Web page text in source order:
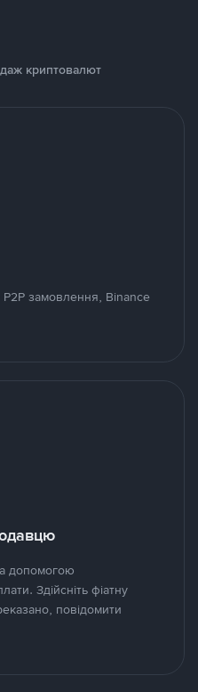
криптовалют
P2P замовлення, Binance
допомогою
Здійсніть фіатну
повідомити